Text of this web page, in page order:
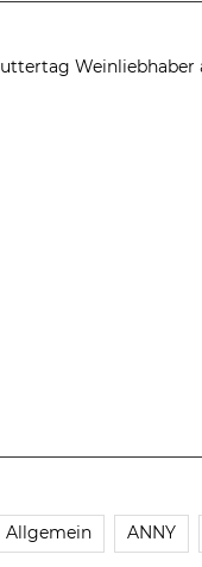
Weinliebhaber
Allgemein ANNY